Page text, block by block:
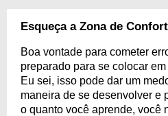
Esqueça a Zona de
Boa vontade para cometer
preparado para se colocar
Eu sei, isso pode dar um
maneira de se desenvolver e
o quanto você aprende, você